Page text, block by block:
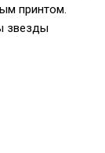
принтом.
звезды